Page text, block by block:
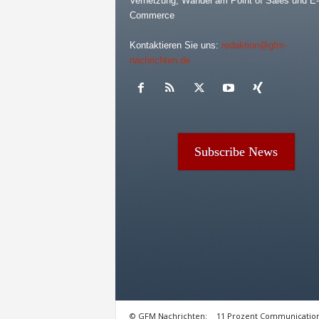
Commerce
Kontaktieren Sie uns: redaktion@gfm-
nachrichten.de
Subscribe News
© GFM Nachrichten: 11 Prozent